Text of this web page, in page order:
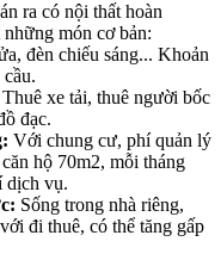
ra có nội thất hoàn
món cơ bản:
đèn chiếu sáng... Khoản
Thuê xe tải, thuê người bốc
đạc.
Với chung cư, phí quản lý
hộ 70m2, mỗi tháng
dịch vụ.
Sống trong nhà riêng,
đi thuê, có thể tăng gấp